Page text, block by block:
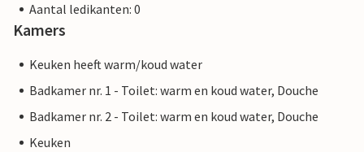
Aantal ledikanten: 0
Kamers
Keuken heeft warm/koud water
Badkamer nr. 1 - Toilet: warm en koud water, Douche
Badkamer nr. 2 - Toilet: warm en koud water, Douche
Keuken